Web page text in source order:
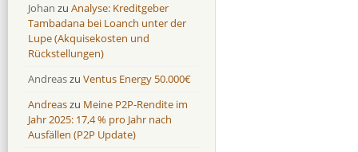
Omaraha
16,4 %
Omaraha
18,0 %
Johan zu Analyse: Kreditgeber
Tambadana bei Loanch unter der
Lupe (Akquisekosten und
Rückstellungen)
Andreaszu Ventus Energy 50.000€
Andreaszu Meine P2P-Rendite im
Jahr 2025: 17,4 % pro Jahr nach
Ausfällen (P2P Update)